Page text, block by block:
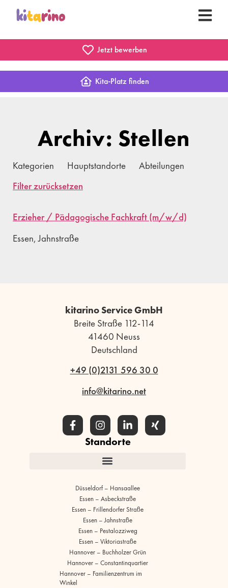
Jetzt bewerben
Kita-Platz finden
Archiv: Stellen
Kategorien Hauptstandorte
Abteilungen
Filter zurücksetzen
Erzieher / Pädagogische Fachkraft (m/w/d)
Essen, Jahnstraße
kitarino Service GmbH
Breite Straße 112-114
41460 Neuss
Deutschland
+49 (0)2131 596 30 0
info@kitarino.net
Standorte
Düsseldorf – Hansaallee
Essen – Asbeckstraße
Essen – Frillendorfer Straße
Essen – Jahnstraße
Essen – Pestalozziweg
Essen – Viktoriastraße
Hannover – Buchholzer Grün
Hannover – Constantinquartier
Hannover – Familienzentrum im
Winkel